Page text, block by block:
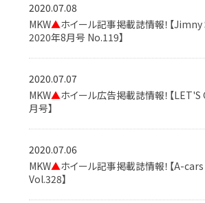
2020.07.08
MKW▲ホイール記事掲載誌情報！【
2020年8月号 No.119】
2020.07.07
MKW▲ホイール広告掲載誌情報！【
月号】
2020.07.06
MKW▲ホイール記事掲載誌情報！【A-
Vol.328】